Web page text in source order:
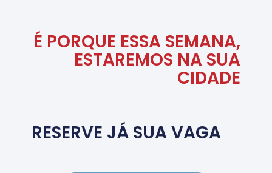
É PORQUE ESSA SEMANA,
ESTAREMOS NA SUA
CIDADE
RESERVE JÁ SUA VAGA